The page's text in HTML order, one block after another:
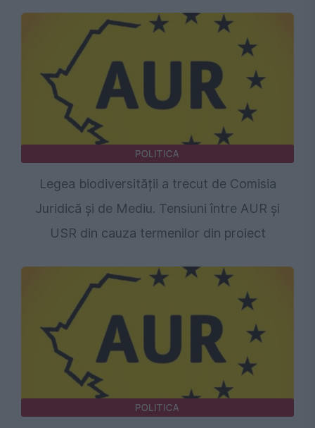
POLITICA
Legea biodiversității a trecut de Comisia
Juridică și de Mediu. Tensiuni între AUR și
USR din cauza termenilor din proiect
POLITICA